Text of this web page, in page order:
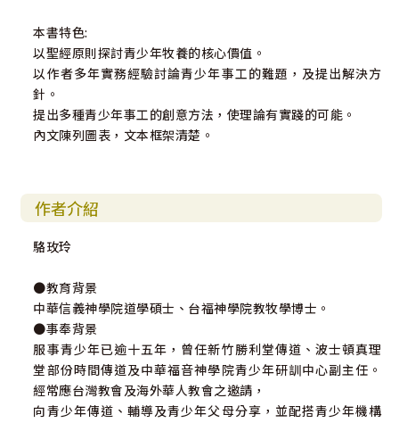
本書特色:
以聖經原則探討青少年牧養的核心價值。
以作者多年實務經驗討論青少年事工的難題，及提出解決方
針。
提出多種青少年事工的創意方法，使理論有實踐的可能。
內文陳列圖表，文本框架清楚。
作者介紹
駱玫玲
●教育背景
中華信義神學院道學碩士、台福神學院教牧學博士。
●事奉背景
服事青少年已逾十五年，曾任新竹勝利堂傳道、波士頓真理
堂部份時間傳道及中華福音神學院青少年研訓中心副主任。
經常應台灣教會及海外華人教會之邀請，
向青少年傳道、輔導及青少年父母分享，並配搭青少年機構